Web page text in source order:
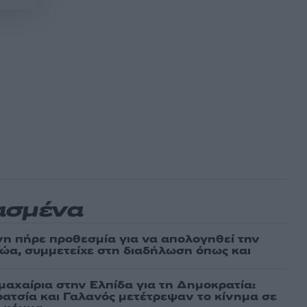
πήρε προθεσμία για να απολογηθεί την
συμμετείχε στη διαδήλωση όπως και
στην Ελπίδα για τη Δημοκρατία:
και Γαλανός μετέτρεψαν το κίνημα σε